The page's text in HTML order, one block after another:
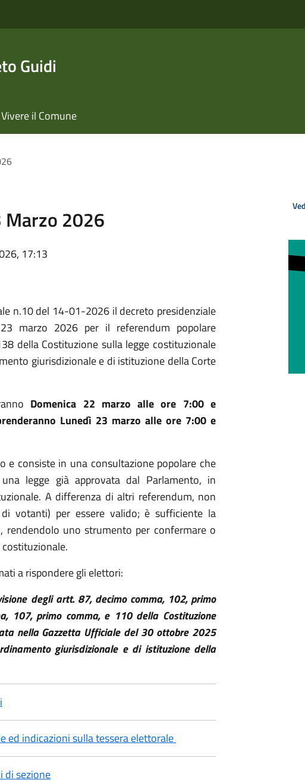
Guidi
Vivere il Comune
Marzo 2026
17:13
n.10 del 14-01-2026 il decreto presidenziale
marzo 2026 per il referendum popolare
della Costituzione sulla legge costituzionale
giurisdizionale e di istituzione della Corte
Domenica 22 marzo alle ore 7:00 e
Lunedì 23 marzo alle ore 7:00 e
consiste in una consultazione popolare che
legge già approvata dal Parlamento, in
A differenza di altri referendum, non
votanti) per essere valido; è sufficiente la
rendendolo uno strumento per confermare o
a rispondere gli elettori:
degli artt. 87, decimo comma, 102, primo
107, primo comma, e 110 della Costituzione
nella Gazzetta Ufficiale del 30 ottobre 2025
giurisdizionale e di istituzione della
ed indicazioni sulla tessera elettorale
di sezione